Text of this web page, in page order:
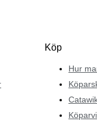
Köp
Hur